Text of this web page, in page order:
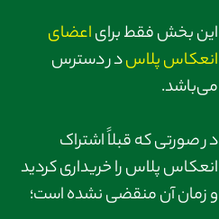
این بخش فقط برایاعضای
انعکاس پلاسدر دسترس
می‌باشد.
در صورتی‌ که قبلاً اشتراک
انعکاس پلاس را خریداری کردید
و زمان آن منقضی نشده است؛